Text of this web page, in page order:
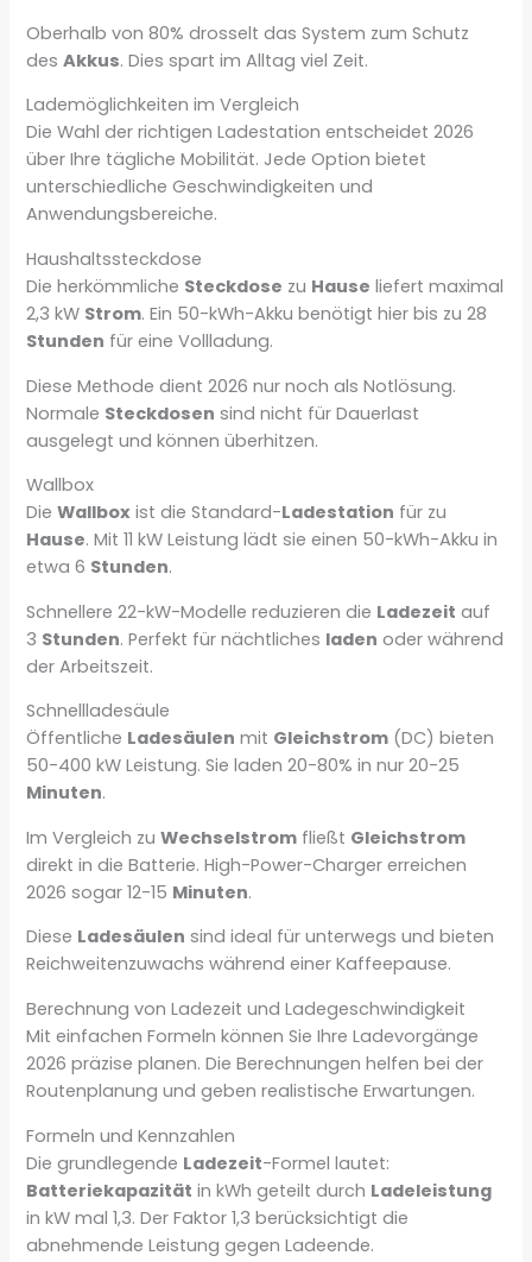
Oberhalb von 80% drosselt das System zum Schutz
desAkkus. Dies spart im Alltag viel Zeit.
Lademöglichkeiten im Vergleich
Die Wahl der richtigen Ladestation entscheidet 2026
über Ihre tägliche Mobilität. Jede Option bietet
unterschiedliche Geschwindigkeiten und
Anwendungsbereiche.
Haushaltssteckdose
Die herkömmliche Steckdose zu Hause liefert maximal
2,3 kW Strom. Ein 50-kWh-Akku benötigt hier bis zu 28
Stunden für eine Vollladung.
Diese Methode dient 2026 nur noch als Notlösung.
Normale Steckdosen sind nicht für Dauerlast
ausgelegt und können überhitzen.
Wallbox
DieWallbox ist die Standard-Ladestation für zu
Hause. Mit 11 kW Leistung lädt sie einen 50-kWh-Akku in
etwa 6 Stunden.
Schnellere 22-kW-Modelle reduzieren die Ladezeit auf
3 Stunden. Perfekt für nächtliches laden oder während
der Arbeitszeit.
Schnellladesäule
Öffentliche Ladesäulen mit Gleichstrom (DC) bieten
50-400 kW Leistung. Sie laden 20-80% in nur 20-25
Minuten.
Im Vergleich zuWechselstrom fließt Gleichstrom
direkt in die Batterie. High-Power-Charger erreichen
2026 sogar 12-15 Minuten.
Diese Ladesäulen sind ideal für unterwegs und bieten
Reichweitenzuwachs während einer Kaffeepause.
Berechnung von Ladezeit und Ladegeschwindigkeit
Mit einfachen Formeln können Sie Ihre Ladevorgänge
2026 präzise planen. Die Berechnungen helfen bei der
Routenplanung und geben realistische Erwartungen.
Formeln und Kennzahlen
Die grundlegende Ladezeit-Formel lautet:
Batteriekapazität in kWh geteilt durch Ladeleistung
in kW mal 1,3. Der Faktor 1,3 berücksichtigt die
abnehmende Leistung gegen Ladeende.